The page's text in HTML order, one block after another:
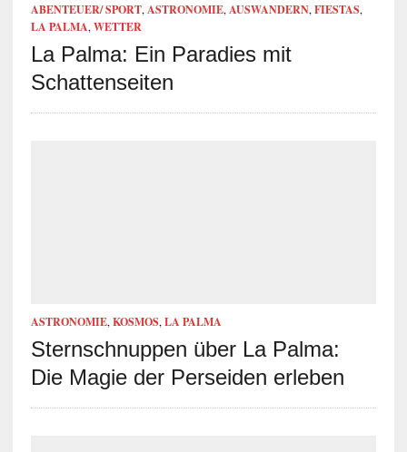
ABENTEUER/ SPORT, ASTRONOMIE, AUSWANDERN, FIESTAS,
LA PALMA, WETTER
La Palma: Ein Paradies mit
Schattenseiten
ASTRONOMIE, KOSMOS, LA PALMA
Sternschnuppen über La Palma:
Die Magie der Perseiden erleben